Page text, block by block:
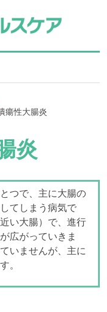
瘍性大腸炎
炎
つで、主に大腸の
てしまう病気で
い大腸）で、進行
広がっていきま
いませんが、主に
。